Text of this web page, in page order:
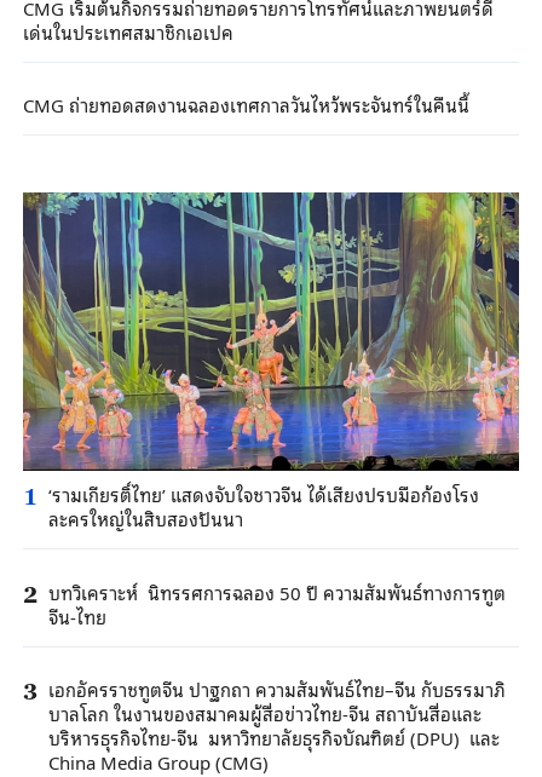
CMG เริ่มต้นกิจกรรมถ่ายทอดรายการโทรทัศน์และภาพยนตร์ดี
เด่นในประเทศสมาชิกเอเปค
CMG ถ่ายทอดสดงานฉลองเทศกาลวันไหว้พระจันทร์ในคืนนี้
1 ‘รามเกียรติ์ไทย’ แสดงจับใจชาวจีน ได้เสียงปรบมือก้องโรง
ละครใหญ่ในสิบสองปันนา
2 บทวิเคราะห์ นิทรรศการฉลอง 50 ปี ความสัมพันธ์ทางการทูต
จีน-ไทย
3 เอกอัครราชทูตจีน ปาฐกถา ความสัมพันธ์ไทย–จีน กับธรรมาภิ
บาลโลก ในงานของสมาคมผู้สื่อข่าวไทย-จีน สถาบันสื่อและ
บริหารธุรกิจไทย-จีน มหาวิทยาลัยธุรกิจบัณฑิตย์ (DPU) และ
China Media Group (CMG)